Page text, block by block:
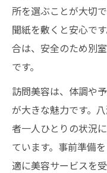
所を選ぶことが大切
聞紙を敷くと安心で
合は、安全のため別
です。
訪問美容は、体調や
が大きな魅力です。
者一人ひとりの状況
ています。事前準備
適に美容サービスを受